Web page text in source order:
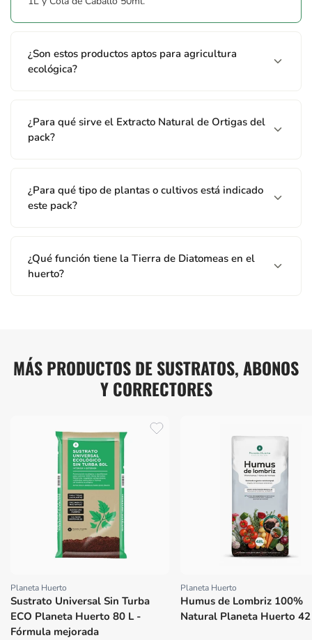
¿Son estos productos aptos para agricultura
ecológica?
¿Para qué sirve el Extracto Natural de Ortigas del
pack?
¿Para qué tipo de plantas o cultivos está indicado
este pack?
¿Qué función tiene la Tierra de Diatomeas en el
huerto?
MÁS PRODUCTOS DE SUSTRATOS, ABONOS
Y CORRECTORES
Proveedor:
Planeta Huerto
Sustrato Universal Sin Turba
ECO Planeta Huerto 80 L -
Fórmula mejorada
Proveedor:
Planeta Huerto
Humus de Lombriz 100%
Natural Planeta Huerto